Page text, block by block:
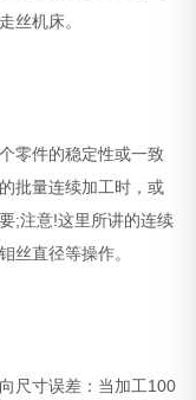
丝机床。
零件的稳定性或一致
批量连续加工时，或
;注意!这里所讲的连续
丝直径等操作。
尺寸误差：当加工100